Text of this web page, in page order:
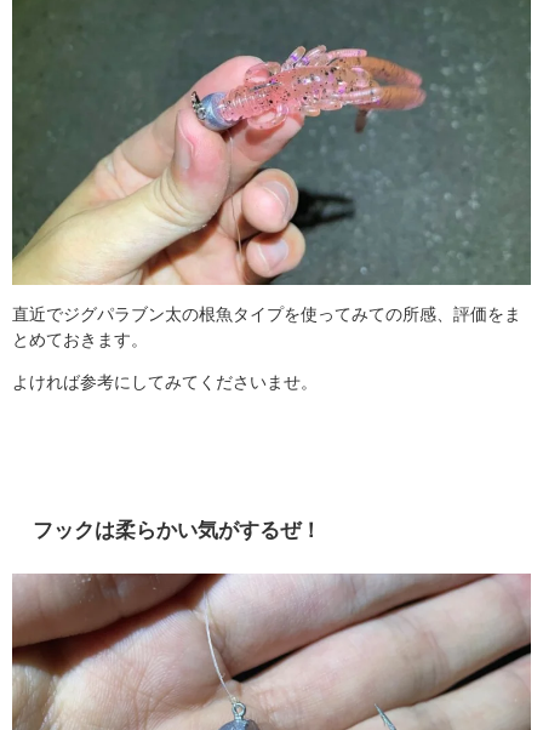
直近でジグパラブン太の根魚タイプを使ってみての所感、評価をま
とめておきます。
よければ参考にしてみてくださいませ。
フックは柔らかい気がするぜ！